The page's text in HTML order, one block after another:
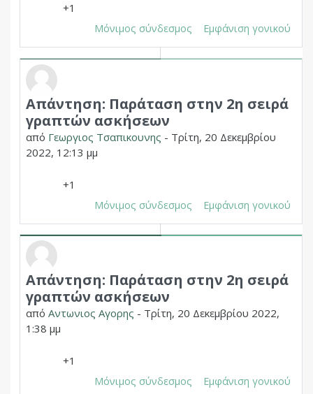
+1
Μόνιμος σύνδεσμος Εμφάνιση γονικού
Σε απάντηση σε Δημητριος Χουπας
Απάντηση: Παράταση στην 2η σειρά
γραπτών ασκήσεων
από Γεωργιος Τσαπικουνης - Τρίτη, 20 Δεκεμβρίου
2022, 12:13 μμ
+1
Μόνιμος σύνδεσμος Εμφάνιση γονικού
Σε απάντηση σε Δημητριος Χουπας
Απάντηση: Παράταση στην 2η σειρά
γραπτών ασκήσεων
από Αντωνιος Αγορης - Τρίτη, 20 Δεκεμβρίου 2022,
1:38 μμ
+1
Μόνιμος σύνδεσμος Εμφάνιση γονικού